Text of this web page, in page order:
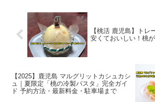
【桃活 鹿児島】トレ
安くておいしい！桃
【2025】鹿児島 マルグリットカシュカシ
ュ｜夏限定「桃の冷製パスタ」完全ガイ
ド 予約方法・最新料金・駐車場まで